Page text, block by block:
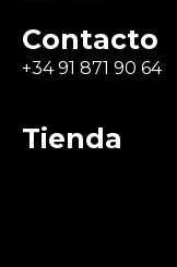
Contacto
+34 91 871 90 64
Tienda